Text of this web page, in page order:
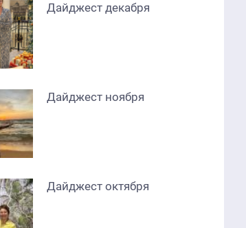
Дайджест декабря
Дайджест ноября
Дайджест октября